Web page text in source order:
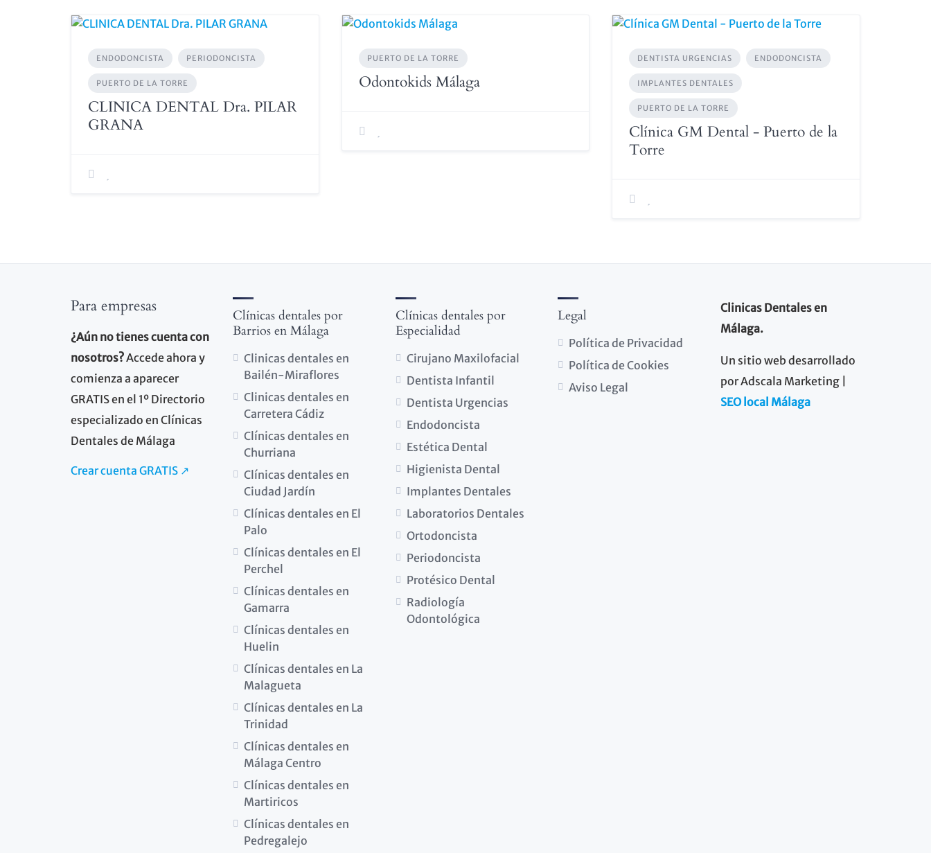
ENDODONCISTA PERIODONCISTA
PUERTO DE LA TORRE
CLINICA DENTAL Dra. PILAR
GRANA
PUERTO DE LA TORRE
Odontokids Málaga
DENTISTA URGENCIAS ENDODONCISTA
IMPLANTES DENTALES
PUERTO DE LA TORRE
Clínica GM Dental - Puerto de la
Torre
Para empresas
¿Aún no tienes cuenta con
nosotros?Accede ahora y
comienza a aparecer
GRATIS en el 1º Directorio
especializado en Clínicas
Dentales de Málaga
Crear cuenta GRATIS ↗
Clínicas dentales por
Barrios en Málaga
Clinicas dentales en
Bailén-Miraflores
Clinicas dentales en
Carretera Cádiz
Clínicas dentales en
Churriana
Clínicas dentales en
Ciudad Jardín
Clínicas dentales en El
Palo
Clínicas dentales en El
Perchel
Clínicas dentales en
Gamarra
Clínicas dentales en
Huelin
Clínicas dentales en La
Malagueta
Clínicas dentales en La
Trinidad
Clínicas dentales en
Málaga Centro
Clínicas dentales en
Martiricos
Clínicas dentales en
Pedregalejo
Clínicas dentales por
Especialidad
Cirujano Maxilofacial
Dentista Infantil
Dentista Urgencias
Endodoncista
Estética Dental
Higienista Dental
Implantes Dentales
Laboratorios Dentales
Ortodoncista
Periodoncista
Protésico Dental
Radiología
Odontológica
Legal
Política de Privacidad
Política de Cookies
Aviso Legal
Clinicas Dentales en
Málaga.
Un sitio web desarrollado
por Adscala Marketing |
SEO local Málaga